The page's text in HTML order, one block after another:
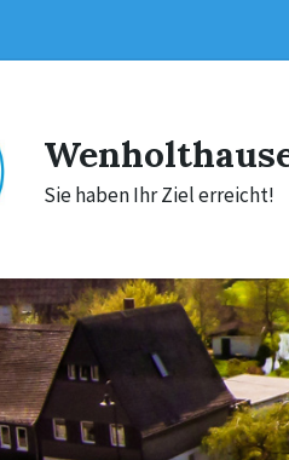
Sie haben Ihr Ziel erreicht!